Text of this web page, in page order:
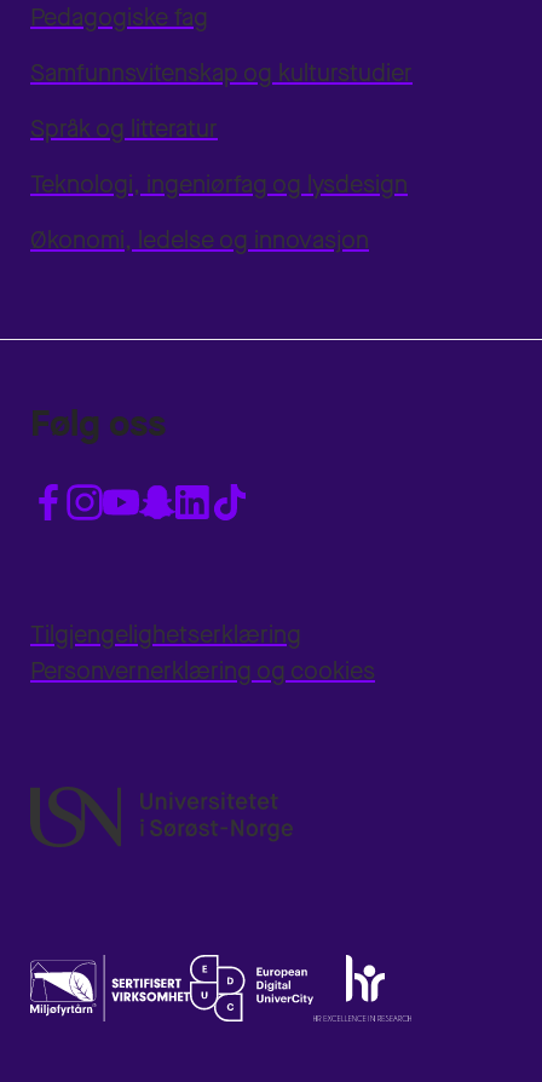
Pedagogiske fag
Samfunnsvitenskap og kulturstudier
Språk og litteratur
Teknologi, ingeniørfag og lysdesign
Økonomi, ledelse og innovasjon
Følg oss
Tilgjengelighetserklæring
Personvernerklæring og cookies